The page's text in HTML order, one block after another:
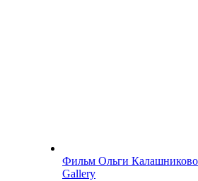
Фильм Ольги
Gallery